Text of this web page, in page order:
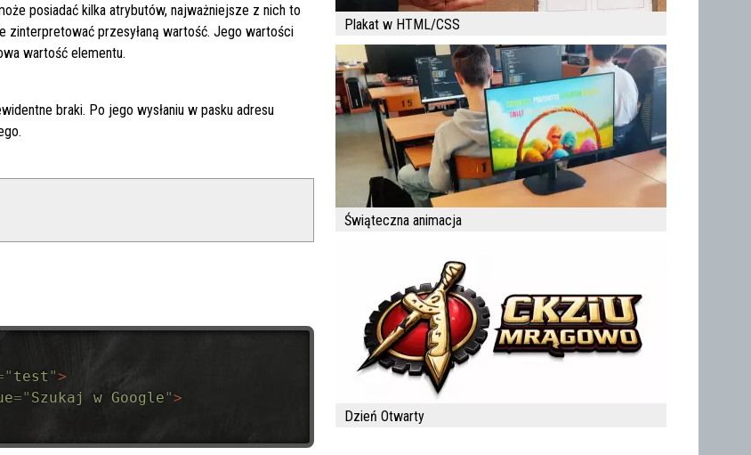
posiadać kilka atrybutów, najważniejsze z nich to
zinterpretować przesyłaną wartość. Jego wartości
wartość elementu.
braki. Po jego wysłaniu w pasku adresu
" test ">
=" Szukaj w Google">
Plakat w HTML/CSS
Świąteczna animacja
Dzień Otwarty